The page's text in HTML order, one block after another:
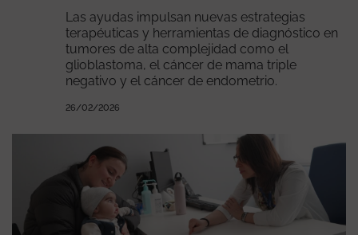
Las ayudas impulsan nuevas estrategias
terapéuticas y herramientas de diagnóstico en
tumores de alta complejidad como el
glioblastoma, el cáncer de mama triple
negativo y el cáncer de endometrio.
26/02/2026